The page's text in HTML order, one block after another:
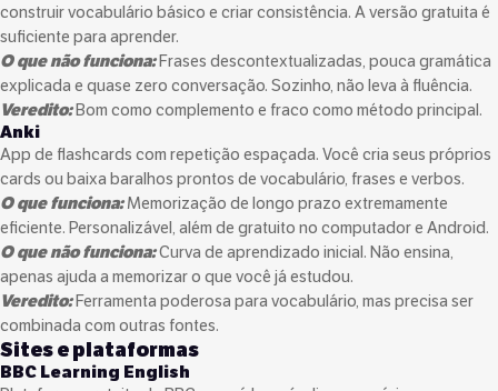
construir vocabulário básico e criar consistência. A versão gratuita é
suficiente para aprender.
O que não funciona:Frases descontextualizadas, pouca gramática
explicada e quase zero conversação. Sozinho, não leva à fluência.
Veredito:Bom como complemento e fraco como método principal.
Anki
App de flashcards com repetição espaçada. Você cria seus próprios
cards ou baixa baralhos prontos de vocabulário, frases e verbos.
O que funciona:Memorização de longo prazo extremamente
eficiente. Personalizável, além de gratuito no computador e Android.
O que não funciona:Curva de aprendizado inicial. Não ensina,
apenas ajuda a memorizar o que você já estudou.
Veredito:Ferramenta poderosa para vocabulário, mas precisa ser
combinada com outras fontes.
Sites e plataformas
BBC Learning English